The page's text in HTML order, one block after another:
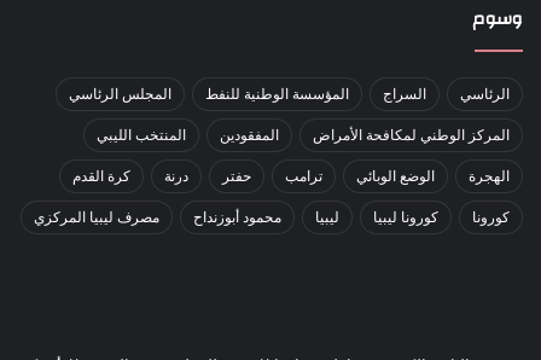
وسوم
الرئاسي السراج المؤسسة الوطنية للنفط المجلس الرئاسي
المركز الوطني لمكافحة الأمراض المفقودين المنتخب الليبي
الهجرة الوضع الوبائي ترامب حفتر درنة كرة القدم
كورونا كورونا ليبيا ليبيا محمود أبوزنداح مصرف ليبيا المركزي